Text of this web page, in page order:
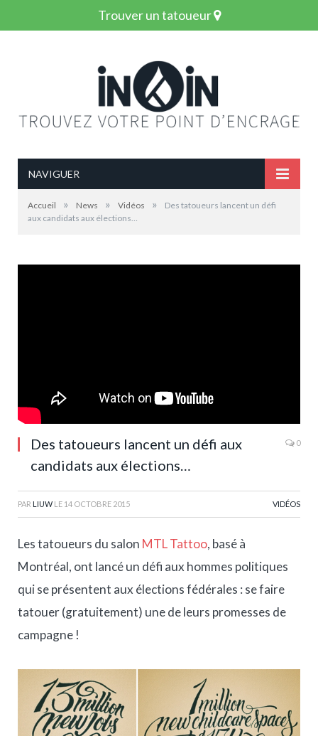
Trouver un tatoueur
NAVIGUER
Accueil » News » Vidéos »
Des tatoueurs lancent un défi
aux candidats aux élections…
Des tatoueurs lancent un défi aux
candidats aux élections…
0
PAR LIUW LE 14 OCTOBRE 2015 VIDÉOS
Les tatoueurs du salon MTL Tattoo, basé à
Montréal, ont lancé un défi aux hommes politiques
qui se présentent aux élections fédérales : se faire
tatouer (gratuitement) une de leurs promesses de
campagne !